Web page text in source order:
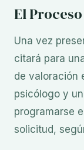
El
Una vez
citará para
de valoración
psicólogo y
programarse
solicitud,